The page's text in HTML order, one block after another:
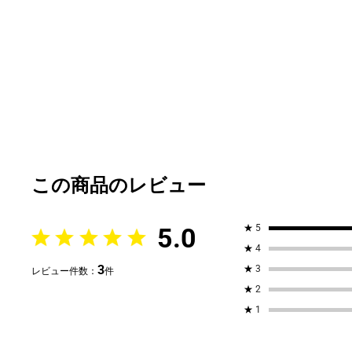
5.0
レビュー件数：3件
★ 5
★ 4
★ 3
★ 2
★ 1